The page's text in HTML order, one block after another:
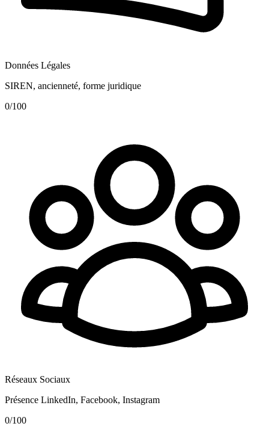
Données Légales
SIREN, ancienneté, forme juridique
0/100
Réseaux Sociaux
Présence LinkedIn, Facebook, Instagram
0/100